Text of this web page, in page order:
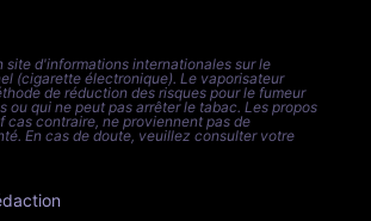
site d'informations internationales sur le
(cigarette électronique). Le vaporisateur
de réduction des risques pour le fumeur
ou qui ne peut pas arrêter le tabac. Les propos
cas contraire, ne proviennent pas de
En cas de doute, veuillez consulter votre